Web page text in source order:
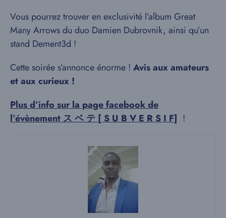
Vous pourrez trouver en exclusivité l’album Great
Many Arrows du duo Damien Dubrovnik, ainsi qu’un
stand Dement3d !
Cette soirée s’annonce énorme ! Avis aux amateurs
et aux curieux !
Plus d’info sur la page facebook de
l’évènement ス ベ テ [ S U B V E R S I F] !